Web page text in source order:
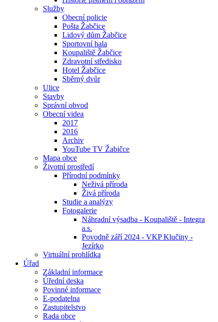
Služby
Obecní policie
Pošta Žabčice
Lidový dům Žabčice
Sportovní hala
Koupaliště Žabčice
Zdravotní středisko
Hotel Žabčice
Sběrný dvůr
Ulice
Stavby
Správní obvod
Obecní videa
2017
2016
Archiv
YouTube TV Žabičce
Mapa obce
Životní prostředí
Přírodní podmínky
Neživá příroda
Živá příroda
Studie a analýzy
Fotogalerie
Náhradní výsadba - Koupaliště - Integra
a.s.
Povodně září 2024 - VKP Klučiny -
Jezírko
Virtuální prohlídka
Úřad
Základní informace
Úřední deska
Povinné informace
E-podatelna
Zastupitelstvo
Rada obce